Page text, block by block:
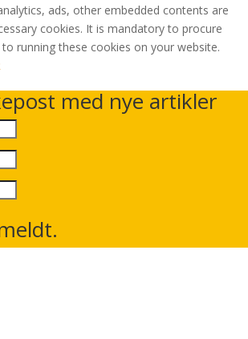
ads, other embedded contents are
cookies. It is mandatory to procure
running these cookies on your website.
med nye artikler